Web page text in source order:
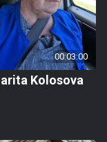
00:03:00
Kolosova